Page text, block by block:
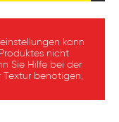
kann
nicht
Sie Hilfe bei der
benötigen,